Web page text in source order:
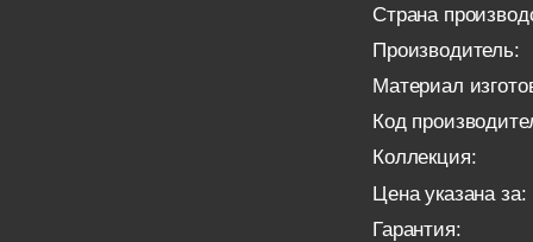
Страна
Производитель:
Материал
Код
Коллекция:
Цена указана за:
Гарантия: